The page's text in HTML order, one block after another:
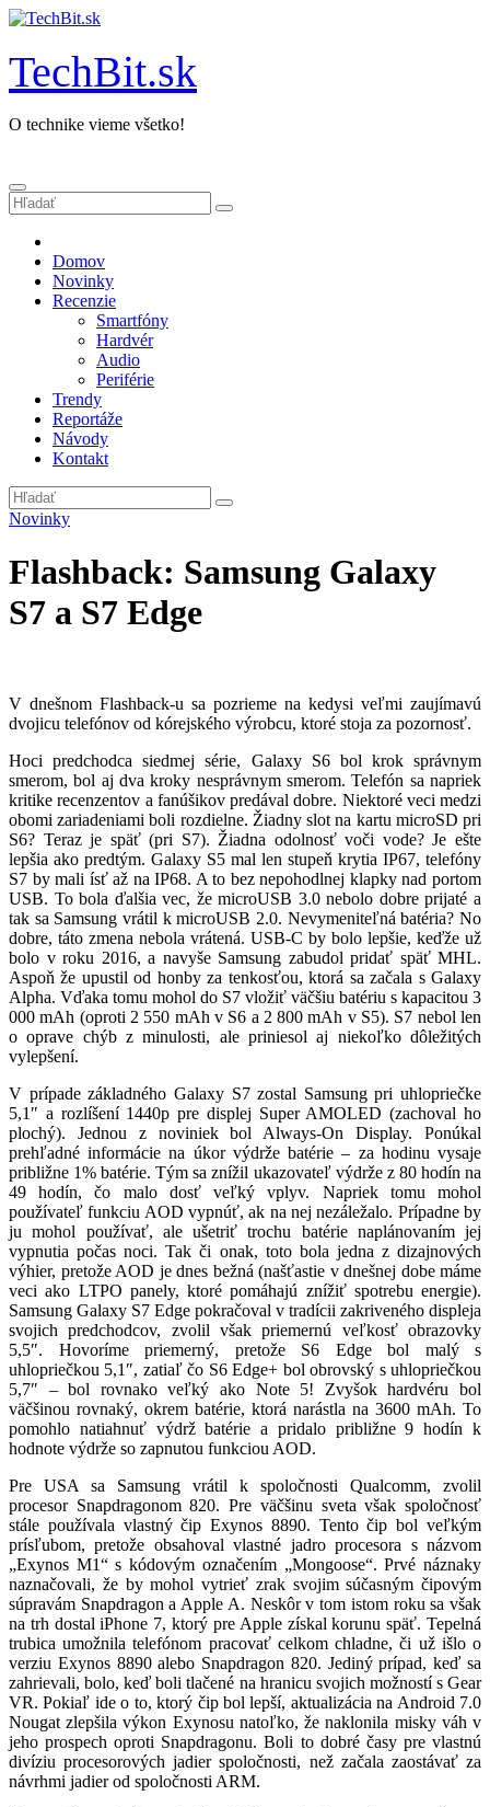
Prejsť
obsah
TechBit.sk
O technike vieme všetko!
Domov
Novinky
Recenzie
Smartfóny
Hardvér
Audio
Periférie
Trendy
Reportáže
Návody
Kontakt
Novinky
Flashback: Samsung Galaxy
S7 a S7 Edge
V dnešnom Flashback-u sa pozrieme na kedysi veľmi zaujímavú
dvojicu telefónov od kórejského výrobcu, ktoré stoja za pozornosť.
Hoci predchodca siedmej série, Galaxy S6 bol krok správnym
smerom, bol aj dva kroky nesprávnym smerom. Telefón sa napriek
kritike recenzentov a fanúšikov predával dobre. Niektoré veci medzi
obomi zariadeniami boli rozdielne. Žiadny slot na kartu microSD pri
S6? Teraz je späť (pri S7). Žiadna odolnosť voči vode? Je ešte
lepšia ako predtým. Galaxy S5 mal len stupeň krytia IP67, telefóny
S7 by mali ísť až na IP68. A to bez nepohodlnej klapky nad portom
USB. To bola ďalšia vec, že microUSB 3.0 nebolo dobre prijaté a
tak sa Samsung vrátil k microUSB 2.0. Nevymeniteľná batéria? No
dobre, táto zmena nebola vrátená. USB-C by bolo lepšie, keďže už
bolo v roku 2016, a navyše Samsung zabudol pridať späť MHL.
Aspoň že upustil od honby za tenkosťou, ktorá sa začala s Galaxy
Alpha. Vďaka tomu mohol do S7 vložiť väčšiu batériu s kapacitou 3
000 mAh (oproti 2 550 mAh v S6 a 2 800 mAh v S5). S7 nebol len
o oprave chýb z minulosti, ale priniesol aj niekoľko dôležitých
vylepšení.
V prípade základného Galaxy S7 zostal Samsung pri uhlopriečke
5,1″ a rozlíšení 1440p pre displej Super AMOLED (zachoval ho
plochý). Jednou z noviniek bol Always-On Display. Ponúkal
prehľadné informácie na úkor výdrže batérie – za hodinu vysaje
približne 1% batérie. Tým sa znížil ukazovateľ výdrže z 80 hodín na
49 hodín, čo malo dosť veľký vplyv. Napriek tomu mohol
používateľ funkciu AOD vypnúť, ak na nej nezáležalo. Prípadne by
ju mohol používať, ale ušetriť trochu batérie naplánovaním jej
vypnutia počas noci. Tak či onak, toto bola jedna z dizajnových
výhier, pretože AOD je dnes bežná (našťastie v dnešnej dobe máme
veci ako LTPO panely, ktoré pomáhajú znížiť spotrebu energie).
Samsung Galaxy S7 Edge pokračoval v tradícii zakriveného displeja
svojich predchodcov, zvolil však priemernú veľkosť obrazovky
5,5″. Hovoríme priemerný, pretože S6 Edge bol malý s
uhlopriečkou 5,1″, zatiaľ čo S6 Edge+ bol obrovský s uhlopriečkou
5,7″ – bol rovnako veľký ako Note 5! Zvyšok hardvéru bol
väčšinou rovnaký, okrem batérie, ktorá narástla na 3600 mAh. To
pomohlo natiahnuť výdrž batérie a pridalo približne 9 hodín k
hodnote výdrže so zapnutou funkciou AOD.
Pre USA sa Samsung vrátil k spoločnosti Qualcomm, zvolil
procesor Snapdragonom 820. Pre väčšinu sveta však spoločnosť
stále používala vlastný čip Exynos 8890. Tento čip bol veľkým
prísľubom, pretože obsahoval vlastné jadro procesora s názvom
„Exynos M1“ s kódovým označením „Mongoose“. Prvé náznaky
naznačovali, že by mohol vytrieť zrak svojim súčasným čipovým
súpravám Snapdragon a Apple A. Neskôr v tom istom roku sa však
na trh dostal iPhone 7, ktorý pre Apple získal korunu späť. Tepelná
trubica umožnila telefónom pracovať celkom chladne, či už išlo o
verziu Exynos 8890 alebo Snapdragon 820. Jediný prípad, keď sa
zahrievali, bolo, keď boli tlačené na hranicu svojich možností s Gear
VR. Pokiaľ ide o to, ktorý čip bol lepší, aktualizácia na Android 7.0
Nougat zlepšila výkon Exynosu natoľko, že naklonila misky váh v
jeho prospech oproti Snapdragonu. Boli to dobré časy pre vlastnú
divíziu procesorových jadier spoločnosti, než začala zaostávať za
návrhmi jadier od spoločnosti ARM.